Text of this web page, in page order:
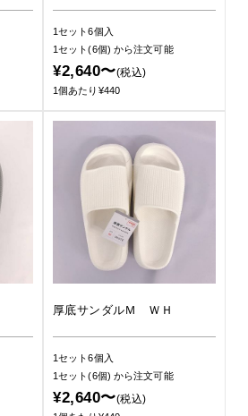
1セット6個入
1セット(6個) から注文可能
¥2,640〜(税込)
1個あたり¥440
厚底サンダルＭ ＷＨ
1セット6個入
1セット(6個) から注文可能
¥2,640〜(税込)